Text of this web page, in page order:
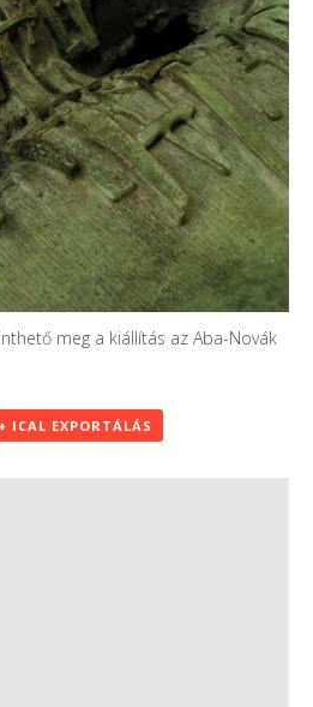
meg a kiállítás az Aba-Novák
+ ICAL EXPORTÁLÁS